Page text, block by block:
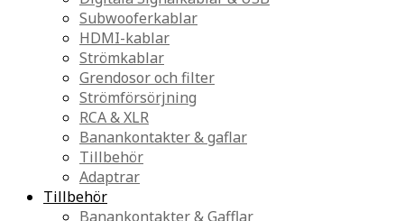
Subwooferkablar
HDMI-kablar
Strömkablar
Grendosor och filter
Strömförsörjning
RCA & XLR
Banankontakter & gaflar
Tillbehör
Adaptrar
Tillbehör
Banankontakter & Gafflar